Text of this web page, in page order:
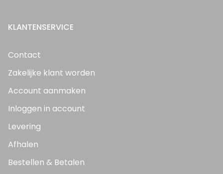
KLANTENSERVICE
Contact
Zakelijke klant worden
Account aanmaken
Inloggen in account
Levering
Afhalen
Bestellen & Betalen